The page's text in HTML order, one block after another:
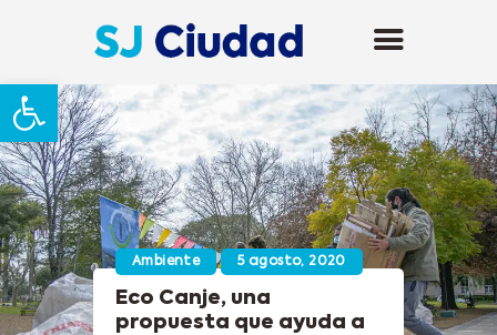
Abrir barra de herramientas
Ambiente 5 agosto, 2020
Eco Canje, una
propuesta que ayuda a